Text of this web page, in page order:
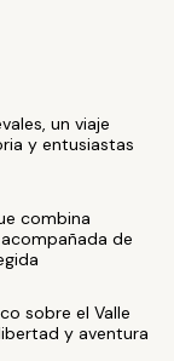
un viaje
y entusiastas
combina
de
sobre el Valle
y aventura